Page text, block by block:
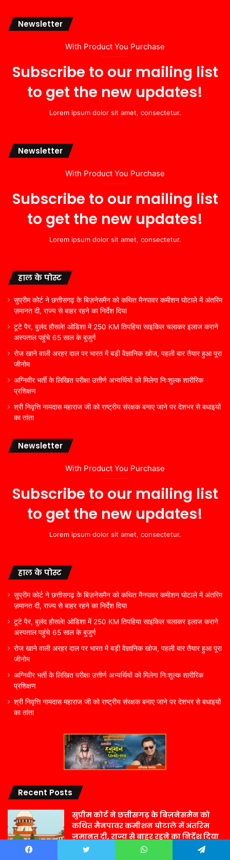
Newsletter
With Product You Purchase
Subscribe to our mailing list
to get the new updates!
Lorem ipsum dolor sit amet, consectetur.
Newsletter
With Product You Purchase
Subscribe to our mailing list
to get the new updates!
Lorem ipsum dolor sit amet, consectetur.
हाल के पोस्ट
सुप्रीम कोर्ट ने छत्तीसगढ़ के बिज़नेसमैन को कथित मैनपावर कमीशन घोटाले में अंतरिम
ज़मानत दी, राज्य से बाहर रहने का निर्देश दिया
टूटे पैर, बुलंद हौसले! ओडिशा में 250 KM तिपहिया साइकिल चलाकर इलाज कराने
अस्पताल पहुंचे 65 साल के बुजुर्ग
रोज खाने वाली अरहर दाल पर भारत में बड़ी वैज्ञानिक खोज, पहली बार तैयार हुआ पूरा
जीनोम
अग्निवीर भर्ती के लिखित परीक्षा उत्तीर्ण अभ्यर्थियों को मिलेगा निःशुल्क शारीरिक
प्रशिक्षण
श्री निवृत्ति नामदास महाराज जी को राष्ट्रीय संरक्षक बनाए जाने पर देशभर से बधाइयों
का तांता
Newsletter
With Product You Purchase
Subscribe to our mailing list
to get the new updates!
Lorem ipsum dolor sit amet, consectetur.
हाल के पोस्ट
सुप्रीम कोर्ट ने छत्तीसगढ़ के बिज़नेसमैन को कथित मैनपावर कमीशन घोटाले में अंतरिम
ज़मानत दी, राज्य से बाहर रहने का निर्देश दिया
टूटे पैर, बुलंद हौसले! ओडिशा में 250 KM तिपहिया साइकिल चलाकर इलाज कराने
अस्पताल पहुंचे 65 साल के बुजुर्ग
रोज खाने वाली अरहर दाल पर भारत में बड़ी वैज्ञानिक खोज, पहली बार तैयार हुआ पूरा
जीनोम
अग्निवीर भर्ती के लिखित परीक्षा उत्तीर्ण अभ्यर्थियों को मिलेगा निःशुल्क शारीरिक
प्रशिक्षण
श्री निवृत्ति नामदास महाराज जी को राष्ट्रीय संरक्षक बनाए जाने पर देशभर से बधाइयों
का तांता
Recent Posts
सुप्रीम कोर्ट ने छत्तीसगढ़ के बिज़नेसमैन को
कथित मैनपावर कमीशन घोटाले में अंतरिम
ज़मानत दी, राज्य से बाहर रहने का निर्देश दिया
16 घंटे ago